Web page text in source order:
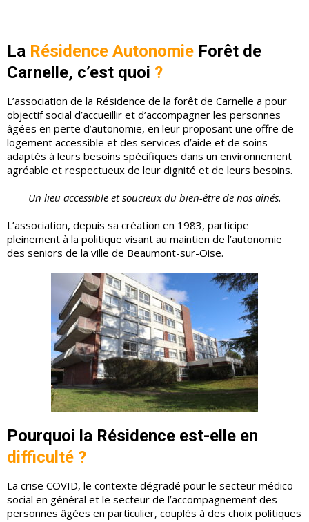
La Résidence Autonomie Forêt de
Carnelle, c’est quoi ?
L’association de la Résidence de la forêt de Carnelle a pour
objectif social d’accueillir et d’accompagner les personnes
âgées en perte d’autonomie, en leur proposant une offre de
logement accessible et des services d’aide et de soins
adaptés à leurs besoins spécifiques dans un environnement
agréable et respectueux de leur dignité et de leurs besoins.
Un lieu accessible et soucieux du bien-être de nos aînés.
L’association, depuis sa création en 1983, participe
pleinement à la politique visant au maintien de l’autonomie
des seniors de la ville de Beaumont-sur-Oise.
Pourquoi la Résidence est-elle en
difficulté ?
La crise COVID, le contexte dégradé pour le secteur médico-
social en général et le secteur de l’accompagnement des
personnes âgées en particulier, couplés à des choix politiques